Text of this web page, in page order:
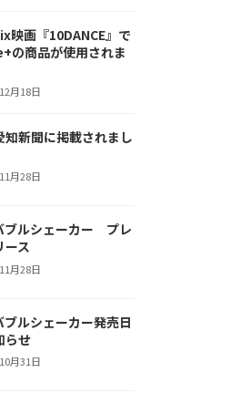
映画『10DANCE』で
の商品が使用されま
月18日
知新聞に掲載されまし
月28日
ブルシェーカー プレ
ース
月28日
ブルシェーカー発売日
らせ
月31日